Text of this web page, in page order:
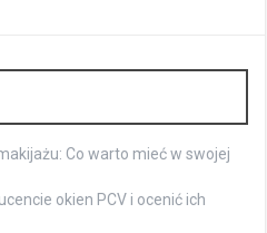
Co warto mieć w swojej
okien PCV i ocenić ich